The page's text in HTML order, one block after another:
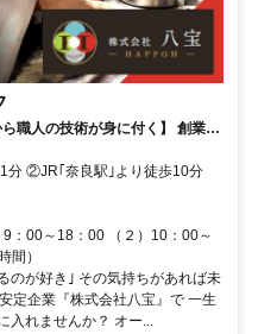
職人の技術が身に付く】 創業50
でリーダー昇進の実績も/完全週
徒歩1分 ②JR｢奈良駅｣より徒歩10分
：00～18：00 （２）10：00～
間）
のが好き｣ その気持ちがあれば未
定企業『株式会社八宝』で 一生
入れませんか？ オー...